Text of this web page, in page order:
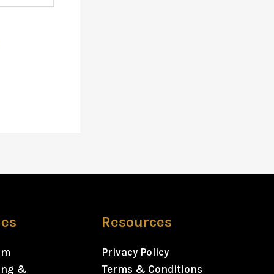
&
Resources
Privacy Policy
Terms & Conditions